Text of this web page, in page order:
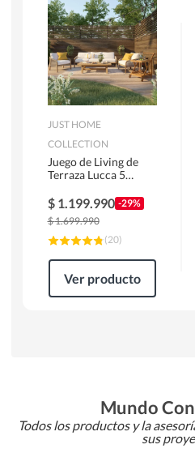
JUST HOME
COLLECTION
Juego de Living de
Terraza Lucca 5
$ 1.199.990 -29%
$1.699.990
(20)
Ver producto
Mundo
Todos los productos y la
sus